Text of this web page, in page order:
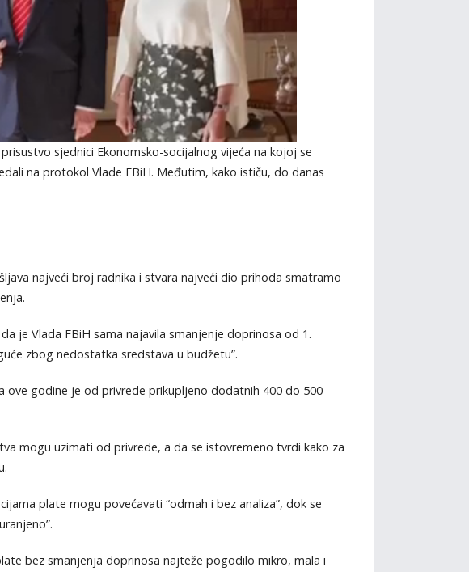
sjednici Ekonomsko-socijalnog vijeća na kojoj se
na protokol Vlade FBiH. Međutim, kako ističu, do danas
najveći broj radnika i stvara najveći dio prihoda smatramo
je Vlada FBiH sama najavila smanjenje doprinosa od 1.
zbog nedostatka sredstava u budžetu”.
godine je od privrede prikupljeno dodatnih 400 do 500
mogu uzimati od privrede, a da se istovremeno tvrdi kako za
plate mogu povećavati “odmah i bez analiza”, dok se
bez smanjenja doprinosa najteže pogodilo mikro, mala i